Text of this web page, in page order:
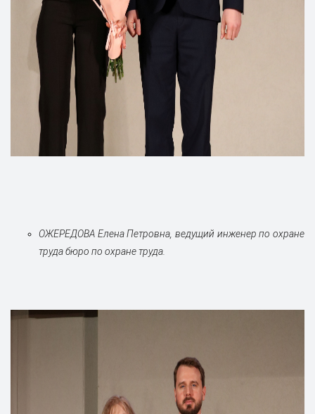
ОЖЕРЕДОВА Елена Петровна, ведущий инженер по охране
труда бюро по охране труда.